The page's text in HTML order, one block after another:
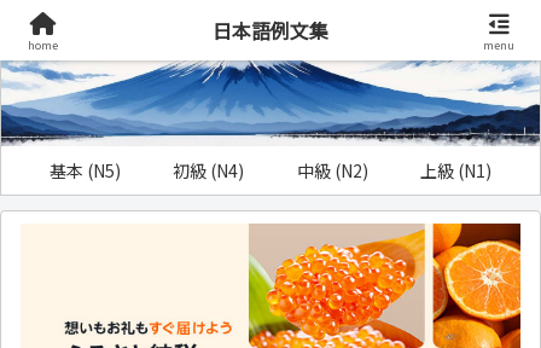
基本 (N5) 初級 (N4) 中級 (N2) 上級 (N1)
home
日本語例文集
menu